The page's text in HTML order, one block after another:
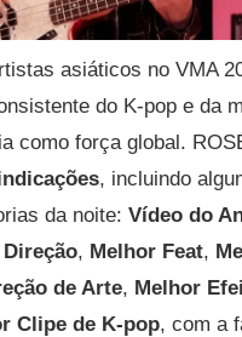
asiáticos no VMA
do K-pop e da
como força global.
, incluindo
da noite:Vídeo do
, Melhor Feat,
de Arte, Melhor
Clipe de K-pop, com a